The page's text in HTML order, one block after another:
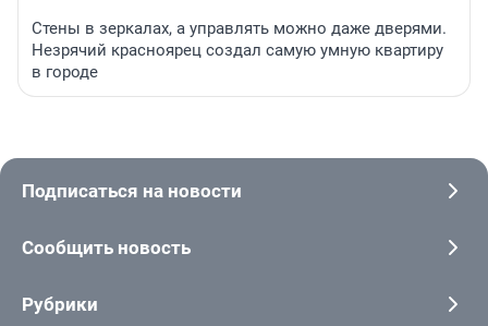
Стены в зеркалах, а управлять можно даже дверями.
Незрячий красноярец создал самую умную квартиру
в городе
Подписаться на новости
Сообщить новость
Рубрики